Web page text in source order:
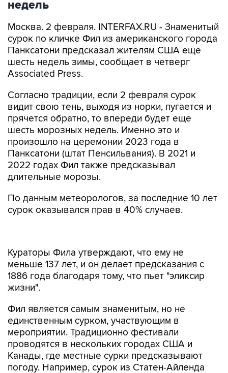
недель
Москва. 2 февраля. INTERFAX.RU - Знаменитый
сурок по кличке Фил из американского города
Панксатони предсказал жителям США еще
шесть недель зимы, сообщает в четверг
Associated Press.
Согласно традиции, если 2 февраля сурок
видит свою тень, выходя из норки, пугается и
прячется обратно, то впереди будет еще
шесть морозных недель. Именно это и
произошло на церемонии 2023 года в
Панксатони (штат Пенсильвания). В 2021 и
2022 годах Фил также предсказывал
длительные морозы.
По данным метеорологов, за последние 10 лет
сурок оказывался прав в 40% случаев.
1886 года благодаря тому, что пьет "эликсир
жизни".
Фил является самым знаменитым, но не
мероприятии. Традиционно фестивали
проводятся в нескольких городах США и
Канады, где местные сурки предсказывают
погоду. Например, сурок из Статен-Айленда
Чак в этом году предсказал раннюю весну.